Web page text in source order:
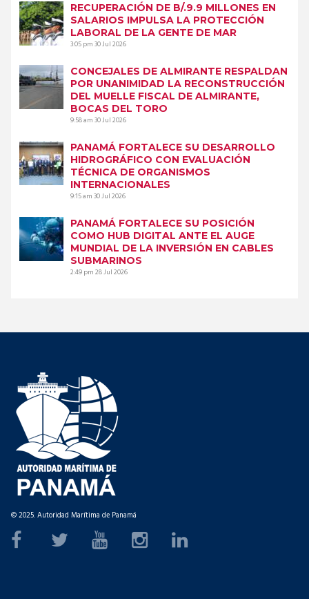
RECUPERACIÓN DE B/.9.9 MILLONES EN
SALARIOS IMPULSA LA PROTECCIÓN
LABORAL DE LA GENTE DE MAR
3:05 pm30 Jul 2026
CONCEJALES DE ALMIRANTE RESPALDAN
POR UNANIMIDAD LA RECONSTRUCCIÓN
DEL MUELLE FISCAL DE ALMIRANTE,
BOCAS DEL TORO
9:58 am30 Jul 2026
PANAMÁ FORTALECE SU DESARROLLO
HIDROGRÁFICO CON EVALUACIÓN
TÉCNICA DE ORGANISMOS
INTERNACIONALES
9:15 am30 Jul 2026
PANAMÁ FORTALECE SU POSICIÓN
COMO HUB DIGITAL ANTE EL AUGE
MUNDIAL DE LA INVERSIÓN EN CABLES
SUBMARINOS
2:49 pm28 Jul 2026
© 2025. Autoridad Marítima de Panamá